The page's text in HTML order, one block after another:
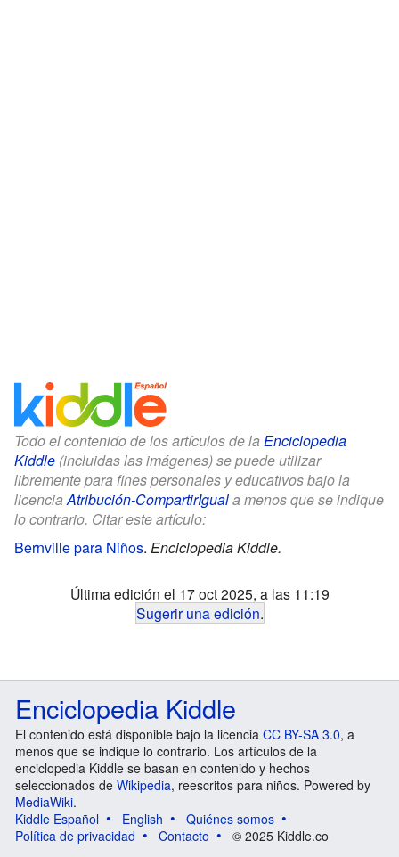
Todo el contenido de los artículos de la Enciclopedia
Kiddle (incluidas las imágenes) se puede utilizar
libremente para fines personales y educativos bajo la
licenciaAtribución-CompartirIguala menos que se indique
lo contrario. Citar este artículo:
Bernville para Niños. Enciclopedia Kiddle.
Última edición el 17 oct 2025, a las 11:19
Sugerir una edición.
Enciclopedia Kiddle
El contenido está disponible bajo la licencia CC BY-SA 3.0, a
menos que se indique lo contrario. Los artículos de la
enciclopedia Kiddle se basan en contenido y hechos
seleccionados de Wikipedia, reescritos para niños. Powered by
MediaWiki.
Kiddle Español
English
Quiénes somos
Política de privacidad
Contacto © 2025 Kiddle.co